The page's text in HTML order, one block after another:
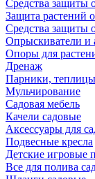
Средства защиты
Защита растений
Средства защиты
Опрыскиватели и
Опоры для
Дренаж
Парники, теплицы
Мульчирование
Садовая мебель
Качели садовые
Аксессуары для
Подвесные кресла
Детские игровые
Все для полива